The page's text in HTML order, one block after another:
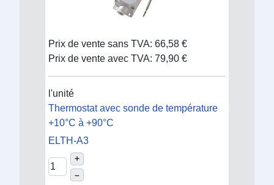
Prix de vente sans TVA: 66,58 €
Prix de vente avec TVA: 79,90 €
l'unité
Thermostat avec sonde de température
+10°C à +90°C
ELTH-A3
+
–